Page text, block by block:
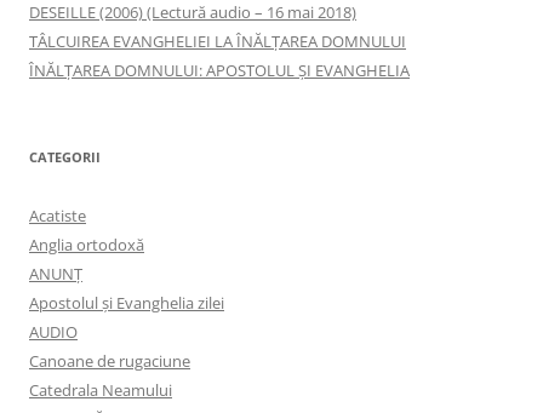
DESEILLE (2006) (Lectură audio – 16 mai 2018)
TÂLCUIREA EVANGHELIEI LA ÎNĂLŢAREA DOMNULUI
ÎNĂLŢAREA DOMNULUI: APOSTOLUL ȘI EVANGHELIA
CATEGORII
Acatiste
Anglia ortodoxă
ANUNŢ
Apostolul şi Evanghelia zilei
AUDIO
Canoane de rugaciune
Catedrala Neamului